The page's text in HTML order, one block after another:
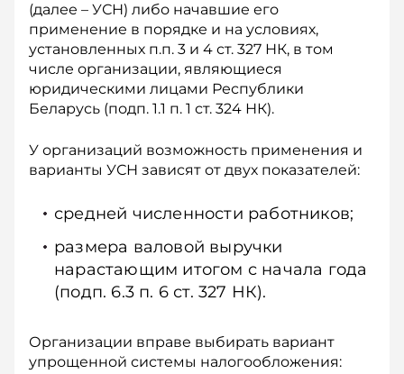
(далее – УСН) либо начавшие его
применение в порядке и на условиях,
установленных п.п. 3 и 4 ст. 327 НК, в том
числе организации, являющиеся
юридическими лицами Республики
Беларусь (подп. 1.1 п. 1 ст. 324 НК).
У организаций возможность применения и
варианты УСН зависят от двух показателей:
средней численности работников;
размера валовой выручки
нарастающим итогом с начала года
(подп. 6.3 п. 6 ст. 327 НК).
Организации вправе выбирать вариант
упрощенной системы налогообложения: